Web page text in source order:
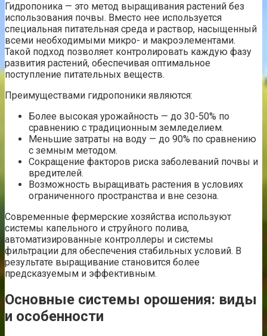
Гидропоника — это метод выращивания растений без
использования почвы. Вместо нее используется
специальная питательная среда и раствор, насыщенный
всеми необходимыми микро- и макроэлементами.
Такой подход позволяет контролировать каждую фазу
развития растений, обеспечивая оптимальное
поступление питательных веществ.
Преимуществами гидропоники являются:
Более высокая урожайность — до 30-50% по
сравнению с традиционным земледелием.
Меньшие затраты на воду — до 90% по сравнению
с земным методом.
Сокращение факторов риска заболеваний почвы и
вредителей.
Возможность выращивать растения в условиях
ограниченного пространства и вне сезона.
Современные фермерские хозяйства используют
системы капельного и струйного полива,
автоматизированные контроллеры и системы
фильтрации для обеспечения стабильных условий. В
результате выращивание становится более
предсказуемым и эффективным.
Основные системы орошения: виды
и особенности